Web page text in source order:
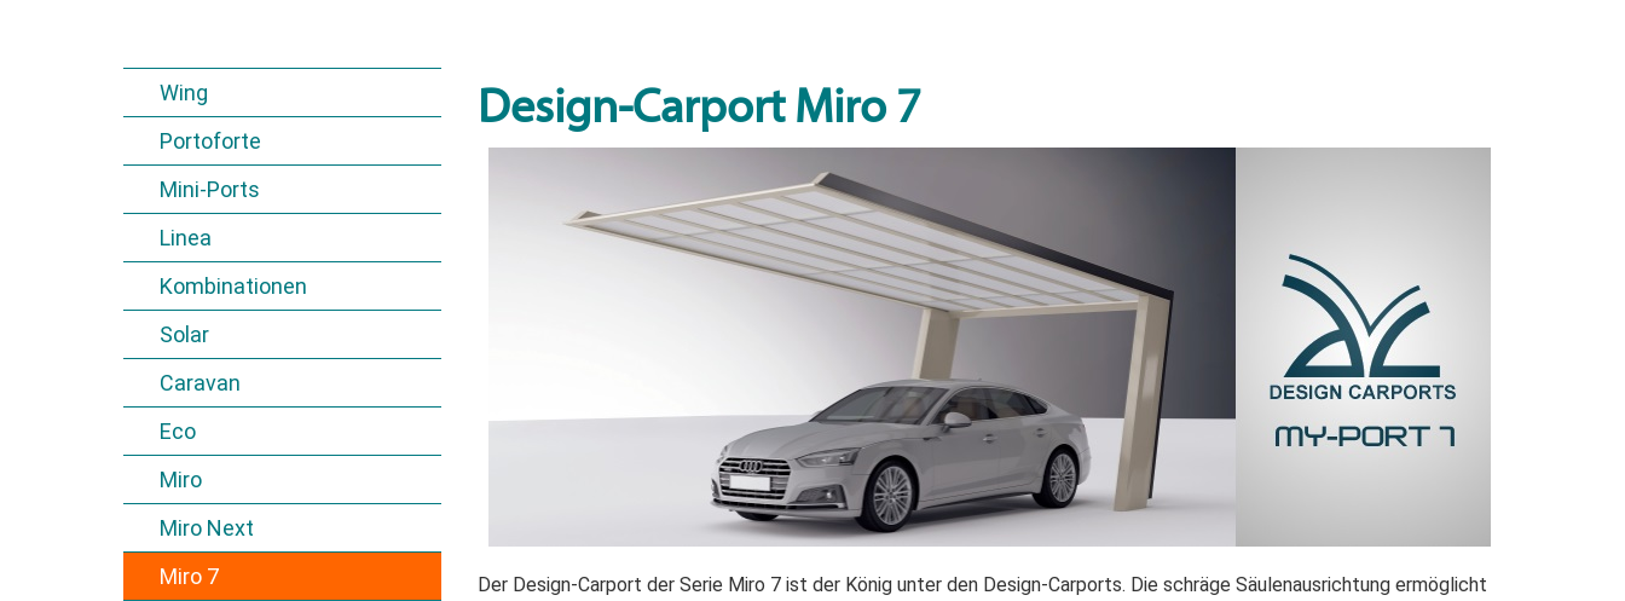
Wing
Portoforte
Mini-Ports
Linea
Kombinationen
Solar
Caravan
Eco
Miro
Miro Next
Miro 7
Design-Carport Miro 7
Der Design-Carport der Serie Miro 7 ist der König unter den Design-Carports. Die schräge Säulenausrichtung ermöglicht